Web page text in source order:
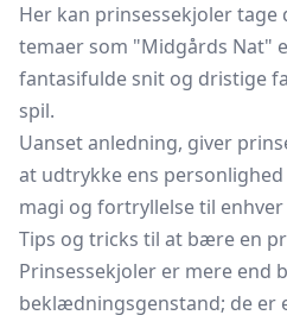
Her kan prinsessekjoler tage
temaer som "Midgårds Nat"
fantasifulde snit og dristige
spil.
Uanset anledning, giver
at udtrykke ens
magi og fortryllelse til
Tips og tricks til at bære en
Prinsessekjoler er mere end
beklædningsgenstand; de er